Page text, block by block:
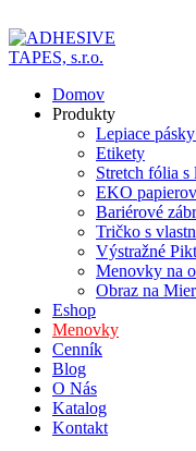
Domov
Produkty
Lepiace
Etikety
Stretch fólia s
EKO
Bariérové
Tričko s
Výstražné
Menovky na
Obraz na
Eshop
Menovky
Cenník
Blog
O Nás
Katalog
Kontakt